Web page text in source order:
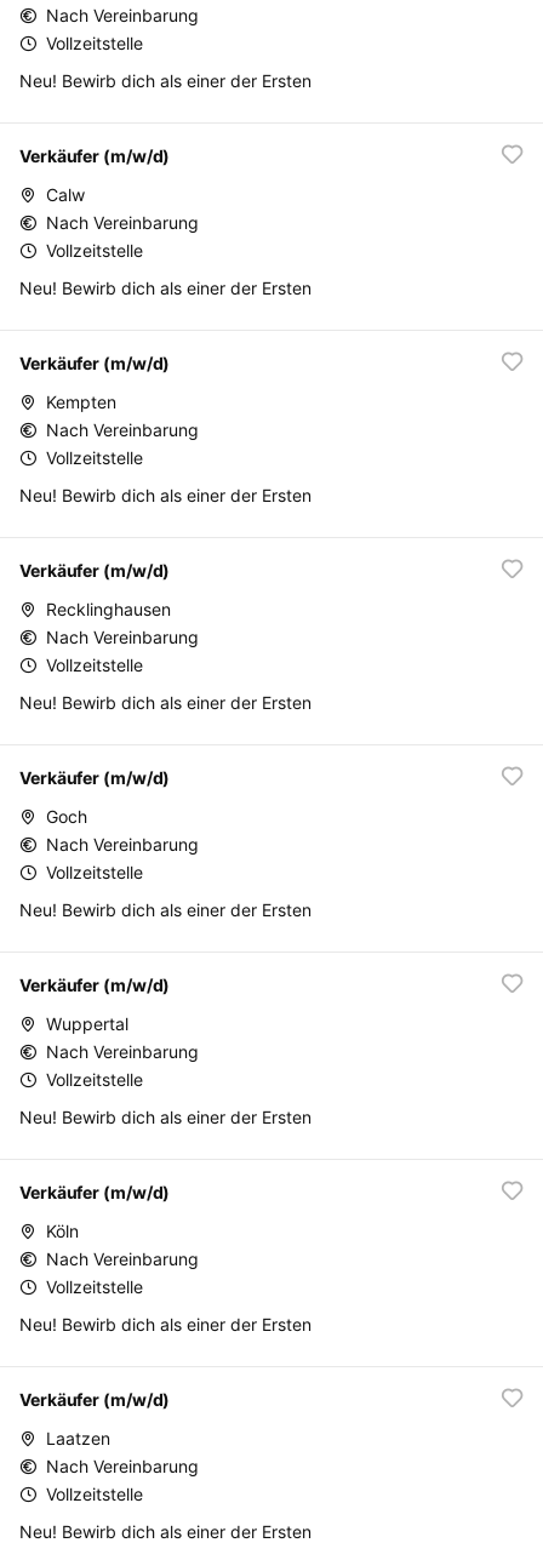
Nach Vereinbarung
Vollzeitstelle
Neu! Bewirb dich als einer der Ersten
Verkäufer (m/w/d)
Calw
Nach Vereinbarung
Vollzeitstelle
Neu! Bewirb dich als einer der Ersten
Verkäufer (m/w/d)
Kempten
Nach Vereinbarung
Vollzeitstelle
Neu! Bewirb dich als einer der Ersten
Verkäufer (m/w/d)
Recklinghausen
Nach Vereinbarung
Vollzeitstelle
Neu! Bewirb dich als einer der Ersten
Verkäufer (m/w/d)
Goch
Nach Vereinbarung
Vollzeitstelle
Neu! Bewirb dich als einer der Ersten
Verkäufer (m/w/d)
Wuppertal
Nach Vereinbarung
Vollzeitstelle
Neu! Bewirb dich als einer der Ersten
Verkäufer (m/w/d)
Köln
Nach Vereinbarung
Vollzeitstelle
Neu! Bewirb dich als einer der Ersten
Verkäufer (m/w/d)
Laatzen
Nach Vereinbarung
Vollzeitstelle
Neu! Bewirb dich als einer der Ersten